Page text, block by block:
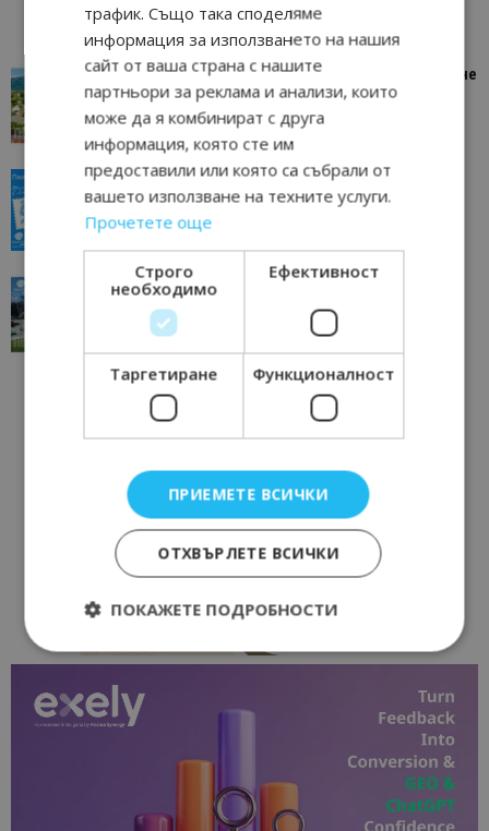
“Пощенска картичка от…”: Петрич – Изживяване
отвъд очакваното
Петрич 11/07/2026 11:22
“Пощенска картичка от…”: Пловдив, градът на
всички времена
Пловдив 23/06/2026 10:00
“Пощенска картичка от…”: Перник – град на
традициите, културата и вдъхновяващите...
Перник
трафик. Също така споделяме
информация за използването на нашия
сайт от ваша страна с нашите
партньори за реклама и анализи, които
може да я комбинират с друга
информация, която сте им
предоставили или която са събрали от
вашето използване на техните услуги.
Прочетете още
Строго
необходимо
Ефективност
Таргетиране Функционалност
ПРИЕМЕТЕ ВСИЧКИ
ОТХВЪРЛЕТЕ ВСИЧКИ
ПОКАЖЕТЕ ПОДРОБНОСТИ
Строго необходимо
Строго необходимите бисквитки позволяват
основната функционалност на уебсайта, като
потребителско влизане и управление на
акаунта. Уебсайтът не може да се използва